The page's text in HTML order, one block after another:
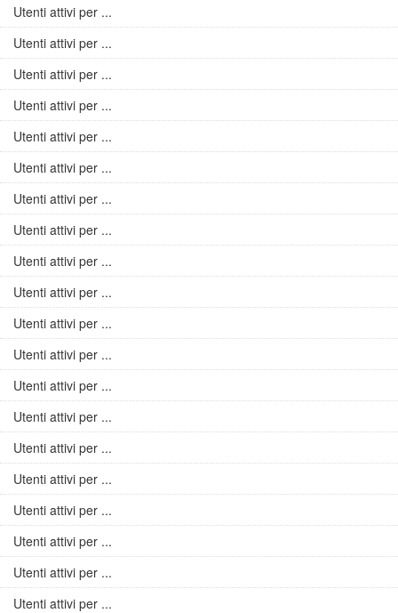
Utenti attivi per ...
Utenti attivi per ...
Utenti attivi per ...
Utenti attivi per ...
Utenti attivi per ...
Utenti attivi per ...
Utenti attivi per ...
Utenti attivi per ...
Utenti attivi per ...
Utenti attivi per ...
Utenti attivi per ...
Utenti attivi per ...
Utenti attivi per ...
Utenti attivi per ...
Utenti attivi per ...
Utenti attivi per ...
Utenti attivi per ...
Utenti attivi per ...
Utenti attivi per ...
Utenti attivi per ...